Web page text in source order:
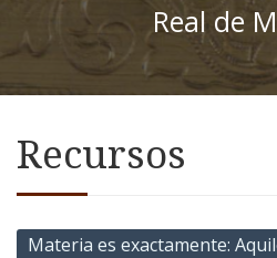
Real de
Recursos
Materia es exactamente